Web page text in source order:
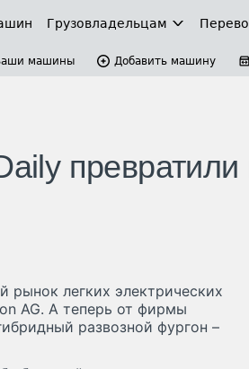
Грузовладельцам
машины Добавить машину
превратили
легких электрических
AG. А теперь от фирмы
развозной фургон –